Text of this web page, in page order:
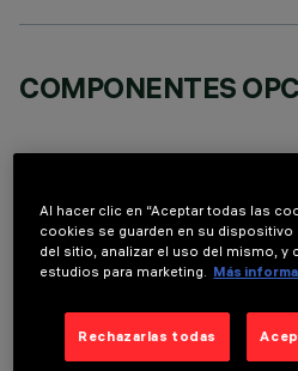
COMPONENTES
DATOS TÉCNICOS
DESCRIPCIÓN
Al hacer clic en “Aceptar todas las
cookies se guarden en su dispositivo
del sitio, analizar el uso del mismo, y
estudios para marketing.
Más
Rechazarlas todas